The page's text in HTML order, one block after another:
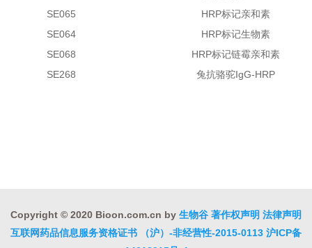
SE065
HRP标记亲和素
SE064
HRP标记生物素
SE068
HRP标记链霉亲和素
SE268
兔抗骆驼IgG-HRP
Copyright © 2020 Bioon.com.cn by 生物谷 著作权声明 法律声明
互联网药品信息服务资格证书 （沪）-非经营性-2015-0113 沪ICP备